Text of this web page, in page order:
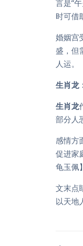
言是“
时可借
婚姻宫
盛，但
人运。
生肖龙
生肖龙
部分人
感情方
促进家
龟玉佩
文末点
以天地